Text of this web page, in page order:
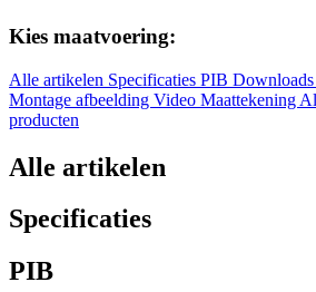
Kies maatvoering:
Alle artikelen Specificaties PIB Downloads
Montage afbeelding Video Maattekening
producten
Alle artikelen
Specificaties
PIB